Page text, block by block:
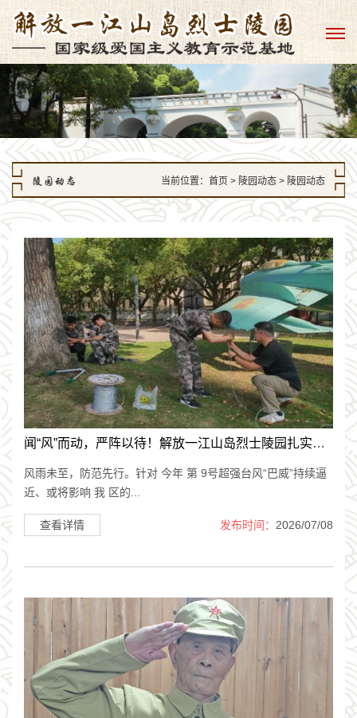
陵园动态 当前位置： 首页 > 陵园动态 > 陵园动态
闻“风”而动，严阵以待！解放一江山岛烈士陵园扎实筑牢超强台风..
风雨未至，防范先行。针对 今年 第 9号超强台风“巴威”持续逼
近、或将影响 我 区的...
查看详情 发布时间： 2026/07/08